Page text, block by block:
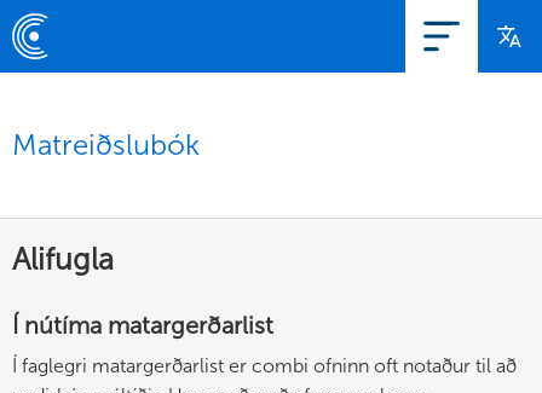
Matreiðslubók
Alifugla
Í nútíma matargerðarlist
Í faglegri matargerðarlist er combi ofninn oft notaður til að